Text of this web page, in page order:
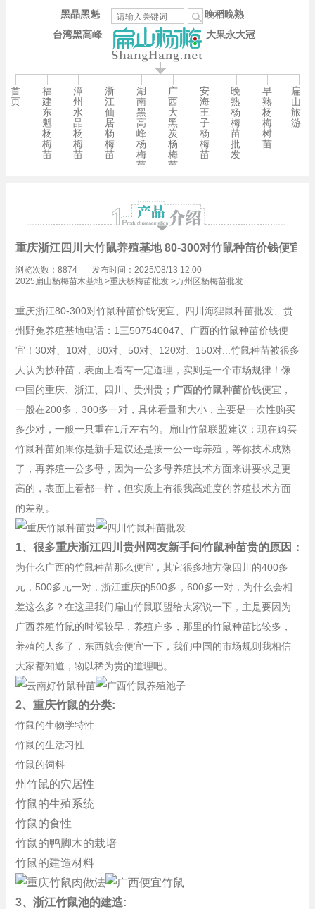
台湾黑高峰
晚稻晚熟
大果永大冠
黑晶黑魁
首
页
福
建
东
魁
杨
梅
苗
漳
州
水
晶
杨
梅
苗
浙
江
仙
居
杨
梅
苗
湖
南
黑
高
峰
杨
梅
苗
广
西
大
黑
炭
杨
梅
苗
安
海
王
子
杨
梅
苗
晚
熟
杨
梅
苗
批
发
早
熟
杨
梅
树
苗
扁
山
旅
游
重庆浙江四川大竹鼠养殖基地 80-300对竹鼠种苗价钱便宜
浏览次数：8874
发布时间：2025/08/13 12:00
2025扁山杨梅苗木基地>重庆杨梅苗批发>万州区杨梅苗批发
重庆浙江80-300对竹鼠种苗价钱便宜、四川海狸鼠种苗批发、贵
州野兔养殖基地电话：1三507540047、广西的竹鼠种苗价钱便
宜！ 30对、 10对、 80对、 50对、120对、1 50对... 竹鼠种苗被很多
人认为抄种苗，表面上看有一定道理，实则是一个市场规律！像
中国的重庆、浙江、四川、贵州贵； 广西的竹鼠种苗价钱便宜，
一般在200多，300多一对，具体看量和大小，主要是一次性购买
多少对，一般一只重在1斤左右的。扁山竹鼠联盟建议：现在购买
竹鼠种苗如果你是新手建议还是按一公一母养殖，等你技术成熟
了，再养殖一公多母，因为一公多母养殖技术方面来讲要求是更
高的，表面上看都一样，但实质上有很我高难度的养殖技术方面
的差别。
1、很多重庆浙江四川贵州网友新手问竹鼠种苗贵的原因：
为什么广西的竹鼠种苗那么便宜，其它很多地方像四川的400多
元，500多元一对，浙江重庆的500多，600多一对，为什么会相
差这么多？在这里我们扁山竹鼠联盟给大家说一下，主是要因为
广西养殖竹鼠的时候较早，养殖户多，那里的竹鼠种苗比较多，
养殖的人多了，东西就会便宜一下，我们中国的市场规则我相信
大家都知道，物以稀为贵的道理吧。
2、重庆竹鼠的分类:
竹鼠的生物学特性
竹鼠的生活习性
竹鼠的饲料
州竹鼠的穴居性
竹鼠的生殖系统
竹鼠的食性
竹鼠的鸭脚木的栽培
竹鼠的建造材料
3、浙江竹鼠池的建造: